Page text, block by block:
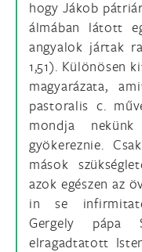
hogy Jákob
álmában látott
angyalok jártak
1,51). Különösen
magyarázata,
pastoralis c.
mondja
gyökereznie.
mások
azok egészen az
in se
Gergely pápa
elragadtatott